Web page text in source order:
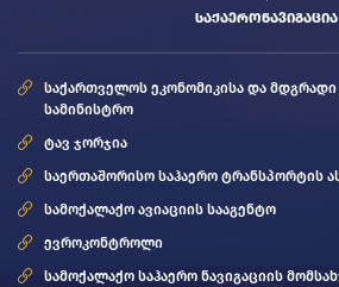
ᲡᲐᲥᲐᲔᲠᲝᲜᲐᲕᲘᲒᲐᲪᲘᲐ
საქართველოს ეკონომიკისა და მდგრადი
სამინისტრო
ტავ ჯორჯია
საერთაშორისო საჰაერო ტრანსპორტის
სამოქალაქო ავიაციის სააგენტო
ევროკონტროლი
სამოქალაქო საჰაერო ნავიგაციის